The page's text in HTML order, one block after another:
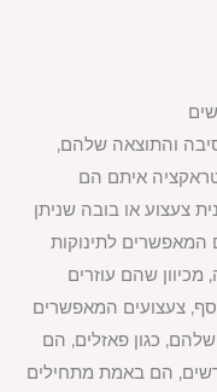
והתוצאה שלהם,
איתם הם
צעצוע או בובה שניתן
המאפשרים לתינוקות
שהם עוזרים
צעצועים המאפשרים
כגון פאזלים, הם
עבור תינוקות בגילאי 9-12 חודשים, הם באמת מתחילים